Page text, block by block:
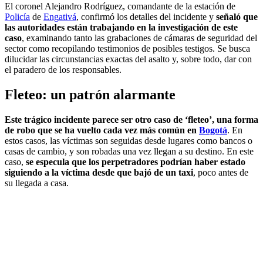
El coronel Alejandro Rodríguez, comandante de la estación de
Policía de Engativá, confirmó los detalles del incidente y señaló que
las autoridades están trabajando en la investigación de este
caso, examinando tanto las grabaciones de cámaras de seguridad del
sector como recopilando testimonios de posibles testigos. Se busca
dilucidar las circunstancias exactas del asalto y, sobre todo, dar con
el paradero de los responsables.
Fleteo: un patrón alarmante
Este trágico incidente parece ser otro caso de ‘fleteo’, una forma
de robo que se ha vuelto cada vez más común en Bogotá. En
estos casos, las víctimas son seguidas desde lugares como bancos o
casas de cambio, y son robadas una vez llegan a su destino. En este
caso, se especula que los perpetradores podrían haber estado
siguiendo a la víctima desde que bajó de un taxi, poco antes de
su llegada a casa.